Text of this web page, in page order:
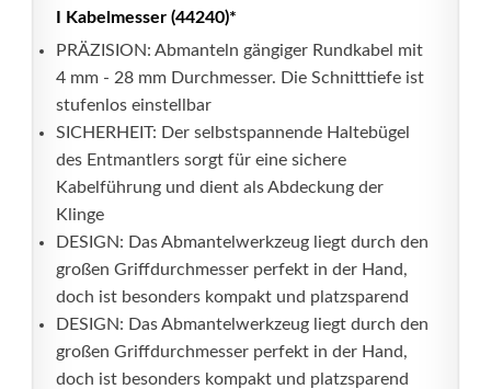
I Kabelmesser (44240)*
PRÄZISION: Abmanteln gängiger Rundkabel mit
4 mm - 28 mm Durchmesser. Die Schnitttiefe ist
stufenlos einstellbar
SICHERHEIT: Der selbstspannende Haltebügel
des Entmantlers sorgt für eine sichere
Kabelführung und dient als Abdeckung der
Klinge
DESIGN: Das Abmantelwerkzeug liegt durch den
großen Griffdurchmesser perfekt in der Hand,
doch ist besonders kompakt und platzsparend
DESIGN: Das Abmantelwerkzeug liegt durch den
großen Griffdurchmesser perfekt in der Hand,
doch ist besonders kompakt und platzsparend